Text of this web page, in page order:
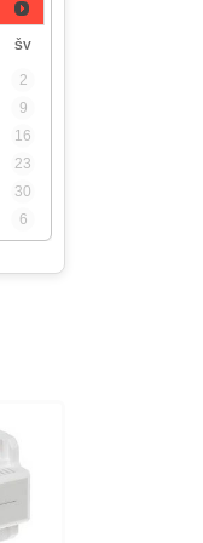
ŠV
2
9
16
23
30
6